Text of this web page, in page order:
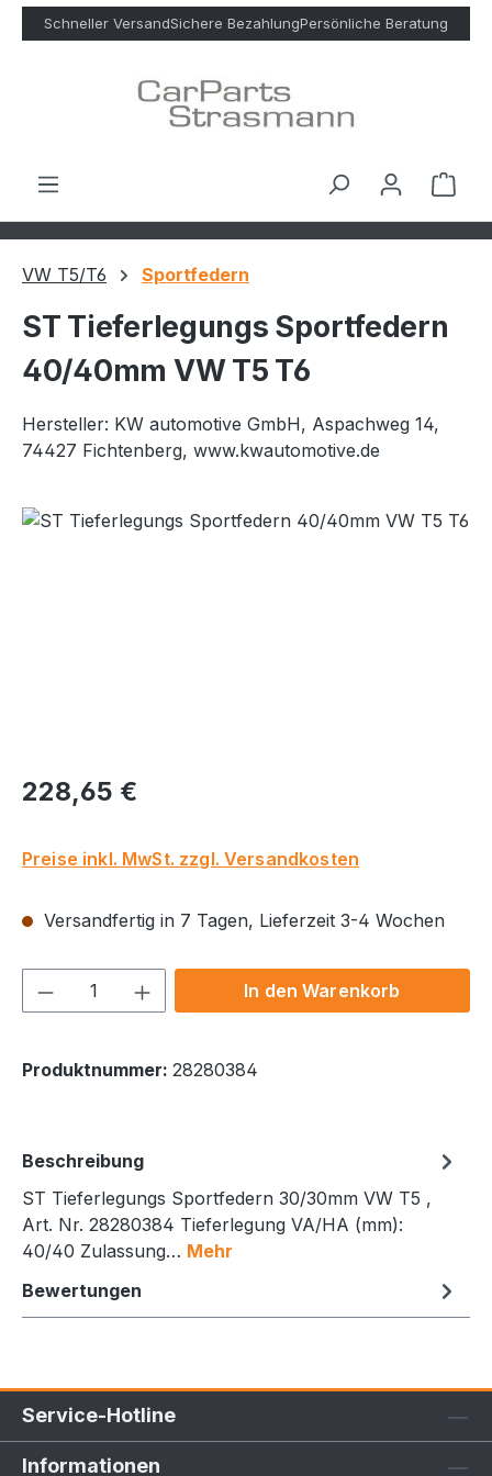
Zum Hauptinhalt springen
Schneller VersandSichere BezahlungPersönliche Beratung
VW T5/T6 Sportfedern
ST Tieferlegungs Sportfedern
40/40mm VW T5 T6
Hersteller: KW automotive GmbH, Aspachweg 14,
74427 Fichtenberg, www.kwautomotive.de
Bildergalerie überspringen
Regulärer Preis:
228,65 €
Preise inkl. MwSt. zzgl. Versandkosten
Versandfertig in 7 Tagen, Lieferzeit 3-4 Wochen
Produkt Anzahl: Gib denIn den Warenkorb
Produktnummer: 28280384
Beschreibung
ST Tieferlegungs Sportfedern 30/30mm VW T5 ,
Art. Nr. 28280384 Tieferlegung VA/HA (mm):
40/40 Zulassung… Mehr
Bewertungen
Service-Hotline
Informationen